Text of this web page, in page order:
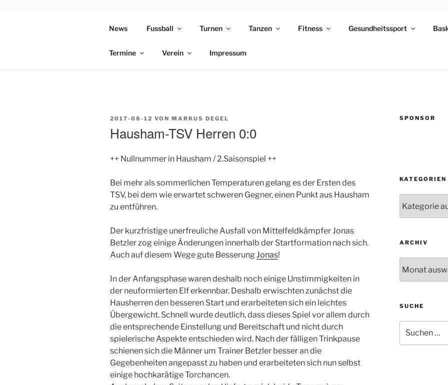
TSV BRUNNTHAL
News Fussball Turnen Tanzen Fitness Gesundheitssport
Termine Verein Impressum
VERÖFFENTLICHT
2017-08-12 VON MARKUS DEGEL
Hausham-TSV Herren 0:0
++ Nullnummer in Hausham / 2.Saisonspiel ++
Bei mehr als sommerlichen Temperaturen gelang es der Ersten des
TSV, bei dem wie erwartet schweren Gegner, einen Punkt aus Hausham
zu entführen.
Der kurzfristige unerfreuliche Ausfall von Mittelfeldkämpfer Jonas
Betzler zog einige Änderungen innerhalb der Startformation nach sich.
Auch auf diesem Wege gute Besserung Jonas!
In der Anfangsphase warendeshalb noch einige Unstimmigkeiten in
der neuformierten Elf erkennbar. Deshalb erwischten zunächst die
Hausherren den besseren Start und erarbeiteten sich ein leichtes
Übergewicht. Schnell wurde deutlich, dass dieses Spiel vor allem durch
die entsprechende Einstellung und Bereitschaft und nicht durch
spielerische Aspekte entschieden wird. Nach der fälligen Trinkpause
schienen sich die Männer um Trainer Betzler besser an die
Gegebenheiten angepasst zu haben und erarbeiteten sich nun selbst
einige hochkarätige Torchancen.
SPONSOR
KATEGORIEN
ARCHIV
SUCHE
nach: